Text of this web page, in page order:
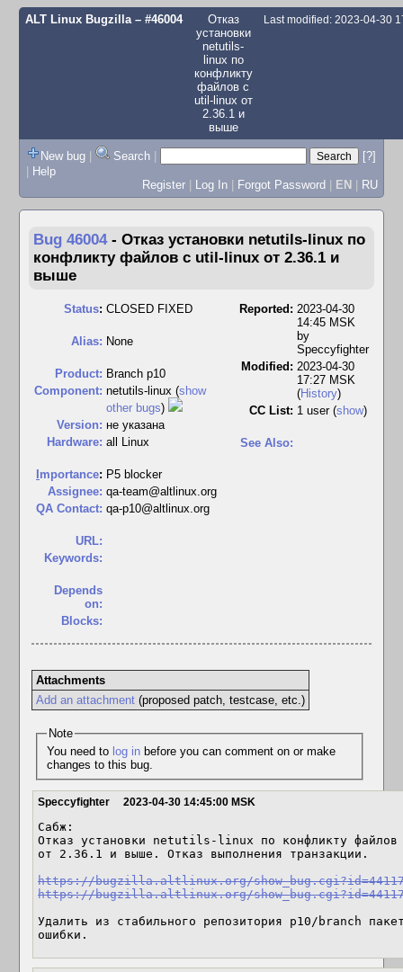
ALT Linux Bugzilla– #46004
Отказ
установки
netutils-
linux по
конфликту
файлов с
util-linux от
2.36.1 и
выше
Last modified: 2023-04-30
New bug | Search |
[?]
| Help
Register | Log In | Forgot Password | EN | RU
Bug 46004 - Отказ установки netutils-linux по
конфликту файлов с util-linux от 2.36.1 и
выше
Status: CLOSED FIXED
Alias: None
Product: Branch p10
Component: netutils-linux (show
other bugs)
Version: не указана
Hardware: all Linux
mportance: P5 blocker
Assignee: qa-team@altlinux.org
QA Contact: qa-p10@altlinux.org
URL:
Keywords:
Depends
on:
Blocks:
Reported: 2023-04-30
14:45 MSK
by
Speccyfighter
Modified: 2023-04-30
17:27 MSK
(History)
CC List: 1 user (show)
See Also:
Attachments
Add an attachment(proposed patch, testcase, etc.)
Note
You need to log inbefore you can comment on or make
changes to this bug.
Speccyfighter 2023-04-30 14:45:00 MSK
Сабж:
Отказ установки netutils-linux по конфликту
от 2.36.1 и выше. Отказ выполнения транзакции.
https://bugzilla.altlinux.org/
https://bugzilla.altlinux.org/
Удалить из стабильного репозитория p10/branch
ошибки.